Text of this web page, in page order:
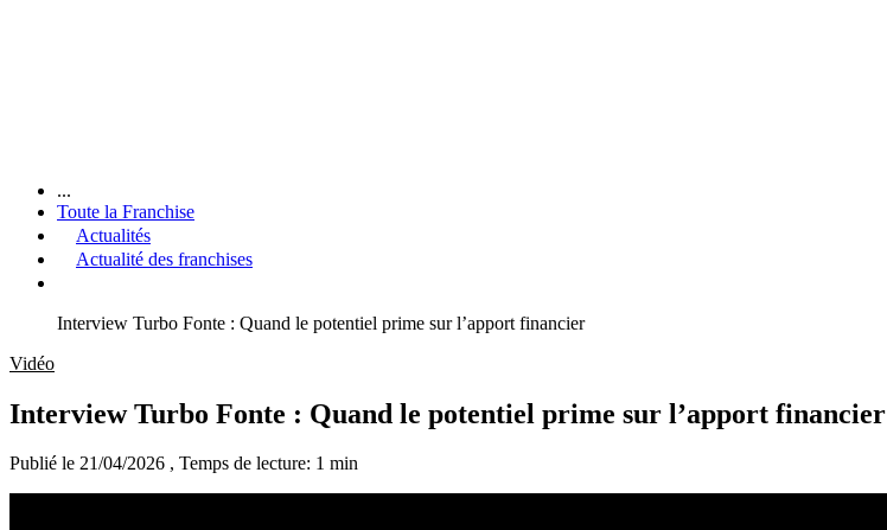
...
Toute la Franchise
Actualités
Actualité des franchises
Interview Turbo Fonte : Quand le potentiel prime sur l’apport financier
Vidéo
Interview Turbo Fonte : Quand le potentiel prime sur l’apport financier
Publié le 21/04/2026 , Temps de lecture: 1 min